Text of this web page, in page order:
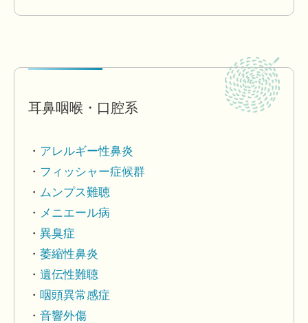
耳鼻咽喉・口腔系
アレルギー性鼻炎
フィッシャー症候群
ムンプス難聴
メニエール病
異臭症
萎縮性鼻炎
遺伝性難聴
咽頭異常感症
音響外傷